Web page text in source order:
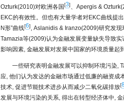
Ozturk(2010)对欧洲各国[3]、Apergis &
EKC的有效性。但也有大量学者对EKC曲线提
N形”曲线[6], Aslanidis & Iranzo(2009)研究发
Tamazia等(2009)认为金融发展变量缺失导致
影响因素, 金融发展对发展中国家的环境质量起
一些研究表明金融发展可以抑制环境污染,
应, 他们认为发达的金融市场通过低廉的融资成
技术, 促进节能技术进步从而减少二氧化碳排放[
发展与环境污染的关系, 得出在转型经济体中,